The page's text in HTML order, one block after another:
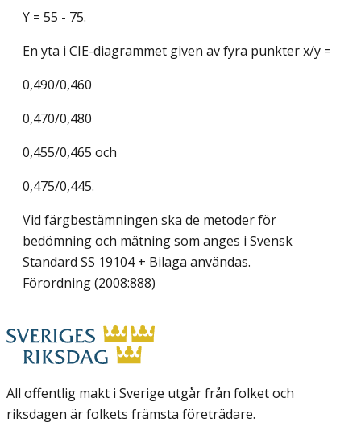
Y = 55 - 75.
En yta i CIE-diagrammet given av fyra punkter x/y =
0,490/0,460
0,470/0,480
0,455/0,465 och
0,475/0,445.
Vid färgbestämningen ska de metoder för
bedömning och mätning som anges i Svensk
Standard SS 19104 + Bilaga användas.
Förordning (2008:888)
All offentlig makt i Sverige utgår från folket och
riksdagen är folkets främsta företrädare.